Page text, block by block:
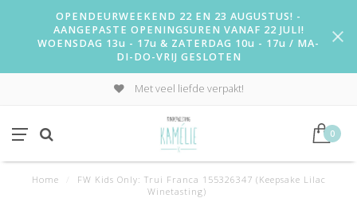
OPENDEURWEEKEND 22 EN 23 AUGUSTUS! -
AANGEPASTE OPENINGSUREN VANAF 22 JULI!
WOENSDAG 13u - 17u & ZATERDAG 10u - 17u / MA-
DI-DO-VRIJ GESLOTEN
Met veel liefde verpakt!
0
Home
FW Kids Only: Trui Franca 155326347 (Keepsake Lilac
Winetasting)